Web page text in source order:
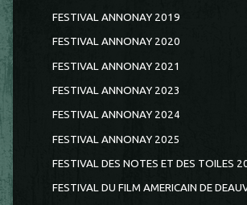
FESTIVAL ANNONAY 2019
FESTIVAL ANNONAY 2020
FESTIVAL ANNONAY 2021
FESTIVAL ANNONAY 2023
FESTIVAL ANNONAY 2024
FESTIVAL ANNONAY 2025
FESTIVAL DES NOTES ET DES TOILES
FESTIVAL DU FILM AMERICAIN DE